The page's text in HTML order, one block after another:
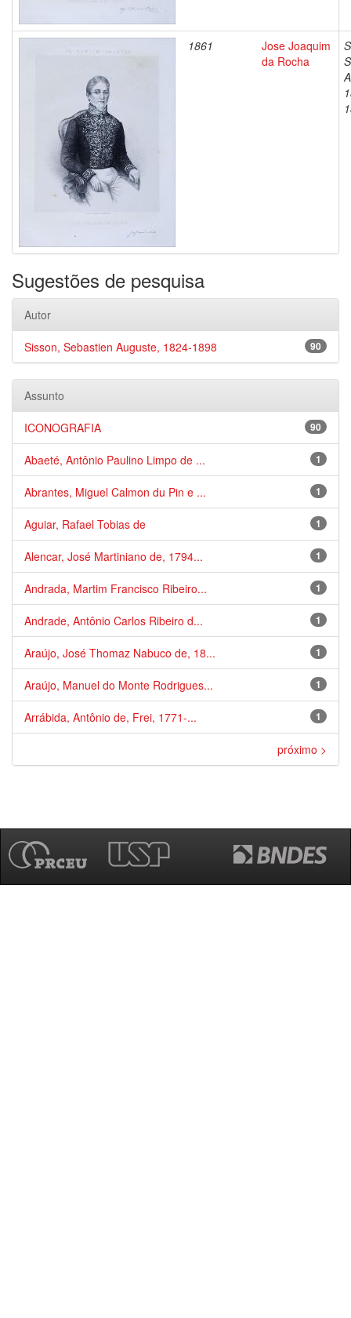
1861
Jose Joaquim
da Rocha
Sugestões de pesquisa
Autor
90
Sisson, Sebastien Auguste, 1824-1898
Assunto
90
ICONOGRAFIA
1
Abaeté, Antônio Paulino Limpo de ...
1
Abrantes, Miguel Calmon du Pin e ...
1
Aguiar, Rafael Tobias de
1
Alencar, José Martiniano de, 1794...
1
Andrada, Martim Francisco Ribeiro...
1
Andrade, Antônio Carlos Ribeiro d...
1
Araújo, José Thomaz Nabuco de, 18...
1
Araújo, Manuel do Monte Rodrigues...
1
Arrábida, Antônio de, Frei, 1771-...
próximo >